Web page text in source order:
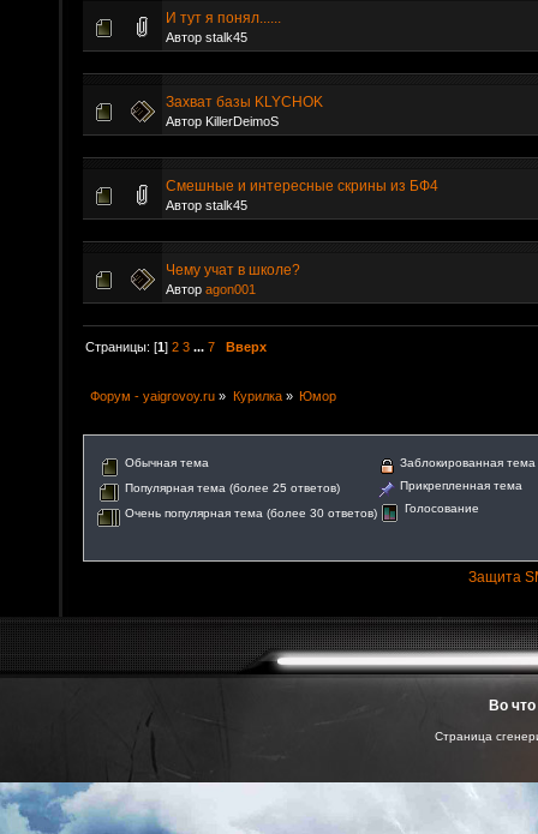
И тут я понял......
Автор stalk45
Захват базы KLYCHOK
Автор KillerDeimoS
Смешные и интересные скрины из БФ4
Автор stalk45
Чему учат в школе?
Автор agon001
Страницы: [1]2 3 ...7 Вверх
Форум - yaigrovoy.ru » Курилка» Юмор
Обычная тема
Популярная тема (более 25 ответов)
Очень популярная тема (более 30 ответов)
Заблокированная тема
Прикрепленная тема
Голосование
Защита
Во
Страница